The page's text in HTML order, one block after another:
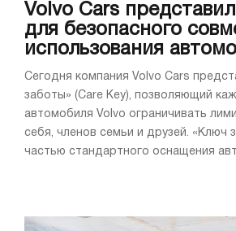
Volvo Cars
для безопасного
использования
Сегодня компания Volvo Cars
заботы» (Care Key), позволяющий
автомобиля Volvo ограничивать
себя, членов семьи и друзей. «Ключ
частью стандартного оснащения